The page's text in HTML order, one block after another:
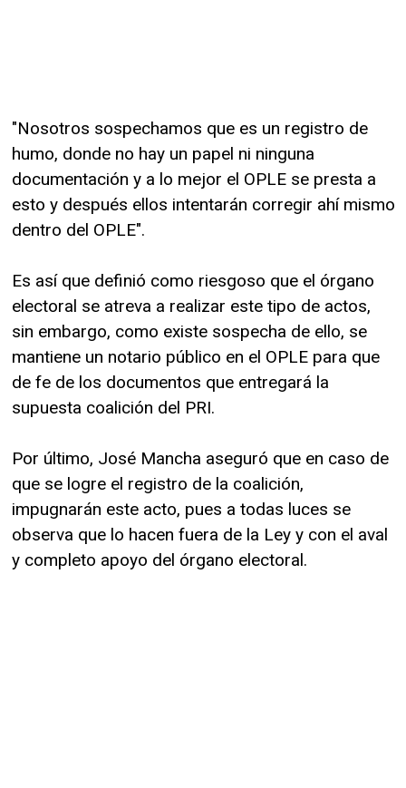
"Nosotros sospechamos que es un registro de
humo, donde no hay un papel ni ninguna
documentación y a lo mejor el OPLE se presta a
esto y después ellos intentarán corregir ahí mismo
dentro del OPLE".
Es así que definió como riesgoso que el órgano
electoral se atreva a realizar este tipo de actos,
sin embargo, como existe sospecha de ello, se
mantiene un notario público en el OPLE para que
de fe de los documentos que entregará la
supuesta coalición del PRI.
Por último, José Mancha aseguró que en caso de
que se logre el registro de la coalición,
impugnarán este acto, pues a todas luces se
observa que lo hacen fuera de la Ley y con el aval
y completo apoyo del órgano electoral.